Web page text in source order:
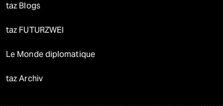
taz Blogs
taz FUTURZWEI
Le Monde diplomatique
taz Archiv